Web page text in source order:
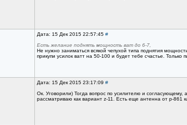
Дата: 15 Дек 2015 22:57:45 #
Есть желание поднять мощность ват до 6-7,
Не нужно заниматься всякой чепухой типа поднятия
прикупи усилок ватт на 50-100 и будет тебе счастье. Только
Дата: 15 Дек 2015 23:17:09 #
Ок. Уговорили) Тогда вопрос по усилителю и
рассматриваю как вариант z-11. Есть еще антенна от р-861